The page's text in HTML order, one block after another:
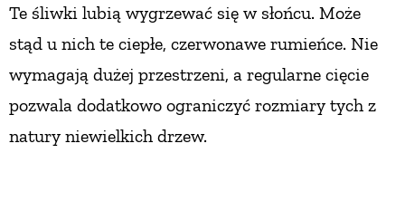
Te śliwki lubią wygrzewać się w słońcu. Może
stąd u nich te ciepłe, czerwonawe rumieńce. Nie
wymagają dużej przestrzeni, a regularne cięcie
pozwala dodatkowo ograniczyć rozmiary tych z
natury niewielkich drzew.